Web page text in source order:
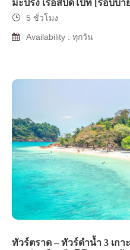
มะปริง เรือสปีดโบ๊ท [รอบบ่า
5 ชั่วโมง
Availability : ทุกวัน
ทัวร์ตราด – ทัวร์ดำน้ำ 3 เกา